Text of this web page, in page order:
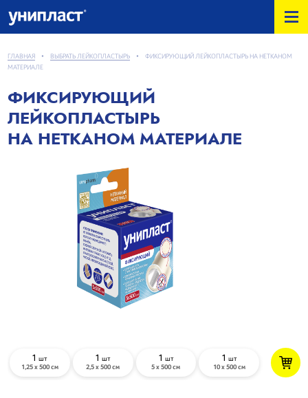
ГЛАВНАЯ • ВЫБРАТЬ ЛЕЙКОПЛАСТЫРЬ •
ФИКСИРУЮЩИЙ ЛЕЙКОПЛАСТЫРЬ НА НЕТКАНОМ
МАТЕРИАЛЕ
ФИКСИРУЮЩИЙ
ЛЕЙКОПЛАСТЫРЬ
НА НЕТКАНОМ МАТЕРИАЛЕ
1 шт
1,25 х 500 см
1 шт
2,5 х 500 см
1 шт
5 х 500 см
1 шт
10 х 500 см